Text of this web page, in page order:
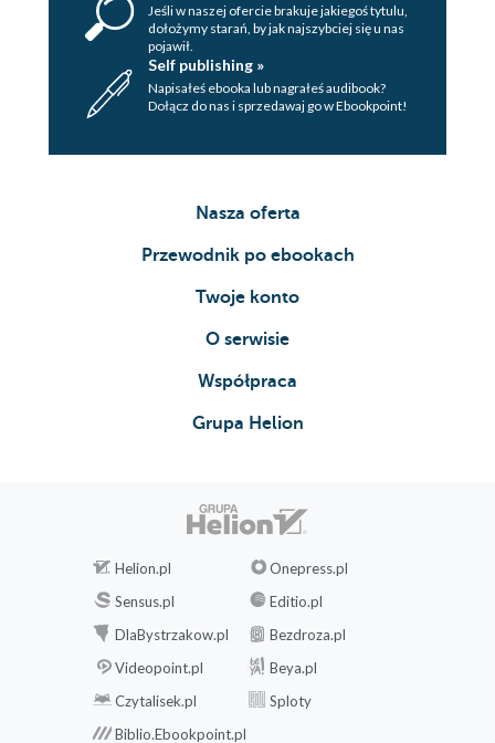
Jeśli w naszej ofercie brakuje jakiegoś tytulu,
dołożymy starań, by jak najszybciej się u nas
pojawił.
Self publishing »
Napisałeś ebooka lub nagrałeś audibook?
Dołącz do nas i sprzedawaj go w Ebookpoint!
Nasza oferta
Przewodnik po ebookach
Twoje konto
O serwisie
Współpraca
Grupa Helion
Helion.pl
Onepress.pl
Sensus.pl
Editio.pl
DlaBystrzakow.pl
Bezdroza.pl
Videopoint.pl
Beya.pl
Czytalisek.pl
Sploty
Biblio.Ebookpoint.pl